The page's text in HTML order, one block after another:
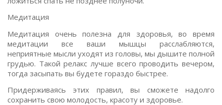
Медитация
Медитация очень полезна для здоровья, во время
медитации все ваши мышцы расслабляются,
неприятные мысли уходят из головы, мы дышите полной
грудью. Такой релакс лучше всего проводить вечером,
тогда засыпать вы будете гораздо быстрее.
Придерживаясь этих правил, вы сможете надолго
сохранить свою молодость, красоту и здоровье.